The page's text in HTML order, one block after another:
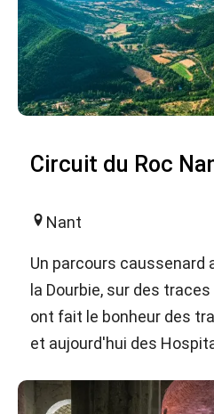
Circuit du Roc
Nant
Un parcours caussenard
la Dourbie, sur des
ont fait le bonheur des
et aujourd'hui des